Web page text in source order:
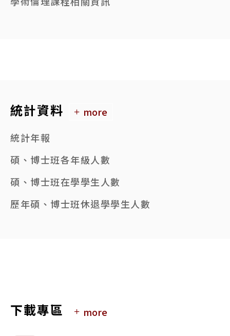
統計資料
more
統計年報
碩、博士班各年級人數
碩、博士班在學學生人數
歷年碩、博士班休退學學生人數
下載專區 more